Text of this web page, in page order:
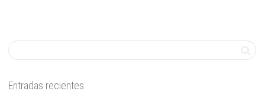
Entradas recientes